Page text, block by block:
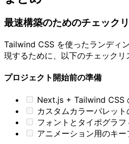
最速構築のためのチェック
Tailwind CSS を使ったランディ
現するために、以下のチェックリ
プロジェクト開始前の準備
Next.js + Tailwind CSS
カスタムカラーパレット
フォントとタイポグラフ
アニメーション用のキ